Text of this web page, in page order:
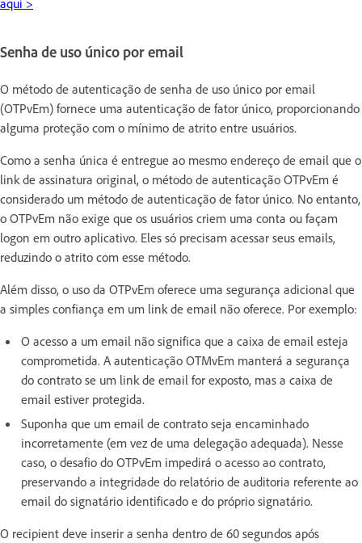
aqui >
Senha de uso único por email
O método de autenticação de senha de uso único por email
(OTPvEm) fornece uma autenticação de fator único, proporcionando
alguma proteção com o mínimo de atrito entre usuários.
Como a senha única é entregue ao mesmo endereço de email que o
link de assinatura original, o método de autenticação OTPvEm é
considerado um método de autenticação de fator único. No entanto,
o OTPvEm não exige que os usuários criem uma conta ou façam
logon em outro aplicativo. Eles só precisam acessar seus emails,
reduzindo o atrito com esse método.
Além disso, o uso da OTPvEm oferece uma segurança adicional que
a simples confiança em um link de email não oferece. Por exemplo:
O acesso a um email não significa que a caixa de email esteja
comprometida. A autenticação OTMvEm manterá a segurança
do contrato se um link de email for exposto, mas a caixa de
email estiver protegida.
Suponha que um email de contrato seja encaminhado
incorretamente (em vez de uma delegação adequada). Nesse
caso, o desafio do OTPvEm impedirá o acesso ao contrato,
preservando a integridade do relatório de auditoria referente ao
email do signatário identificado e do próprio signatário.
O recipient deve inserir a senha dentro de 60 segundos após